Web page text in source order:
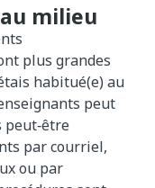
milieu
plus grandes
habitué(e) au
peut
par courriel,
ou par